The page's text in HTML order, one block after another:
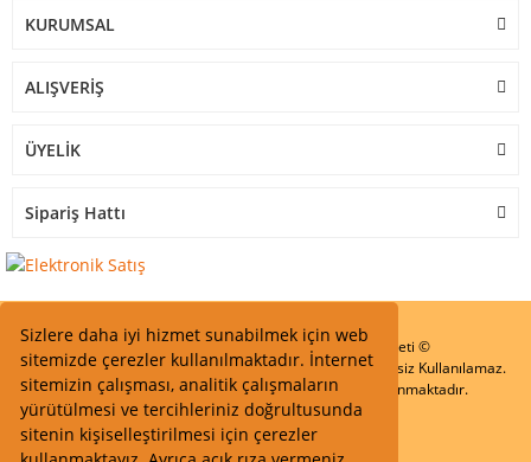
Sizlere daha iyi hizmet sunabilmek için web
sitemizde çerezler kullanılmaktadır. İnternet
sitemizin çalışması, analitik çalışmaların
yürütülmesi ve tercihleriniz doğrultusunda
sitenin kişiselleştirilmesi için çerezler
KURUMSAL
ALIŞVERİŞ
ÜYELİK
Sipariş Hattı
Start Elektronik Sanayi ve Ticaret Limited Şirketi ©
Resimler Yazılar ve İçeriklerin Tüm hakları saklıdır ve İzinsiz Kullanılamaz.
Kredi kartı bilgileriniz 256bit SSL Sertifikası ile Korunmaktadır.